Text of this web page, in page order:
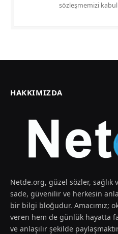
sözleşmemizi
HAKKIMIZDA
Netde.org, güzel sözler, sağlık
sade, güvenilir ve herkesin
bir bilgi bloğudur. Amacımız;
veren hem de günlük hayatta
ve anlaşılır şekilde